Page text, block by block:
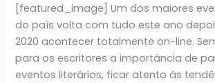
[featured_image] Um dos maiores
do país volta com tudo este ano
2020 acontecer totalmente on-line.
para os escritores a importância de
eventos literários, ficar atento às